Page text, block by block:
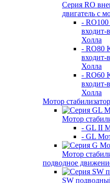
Серия RO
двигатель с
-
входит-
Холла
- RO80
входит-
Холла
- RO60
входит-
Холла
Мотор
Мотор
- GL II
- GL
Мотор
подводное
SW